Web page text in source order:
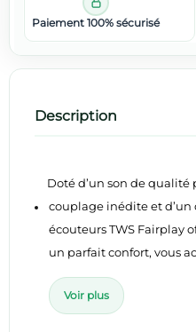
Paiement 100% sécurisé
Description
Doté d’un son de qualité
couplage inédite et
écouteurs TWS Fairplay
un parfait confort, vous
Voir plus